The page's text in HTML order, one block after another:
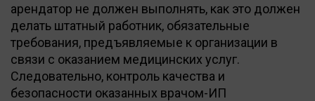
арендатор не должен выполнять, как это должен
делать штатный работник, обязательные
требования, предъявляемые к организации в
связи с оказанием медицинских услуг.
Следовательно, контроль качества и
безопасности оказанных врачом-ИП